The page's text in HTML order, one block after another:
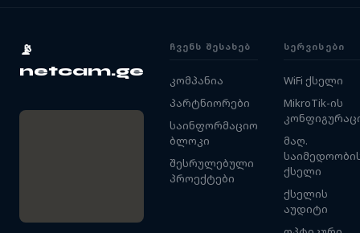
📡
netcam.ge
ᲩᲕᲔᲜᲡ ᲨᲔᲡᲐᲮᲔᲑ
კომპანია
პარტნიორები
საინფორმაციო
ბლოკი
შესრულებული
პროექტები
ᲡᲔᲠᲕᲘᲡᲔᲑᲘ
WiFi ქსელი
MikroTik-ის
მაღ.
ქსელი
ქსელის
აუდიტი